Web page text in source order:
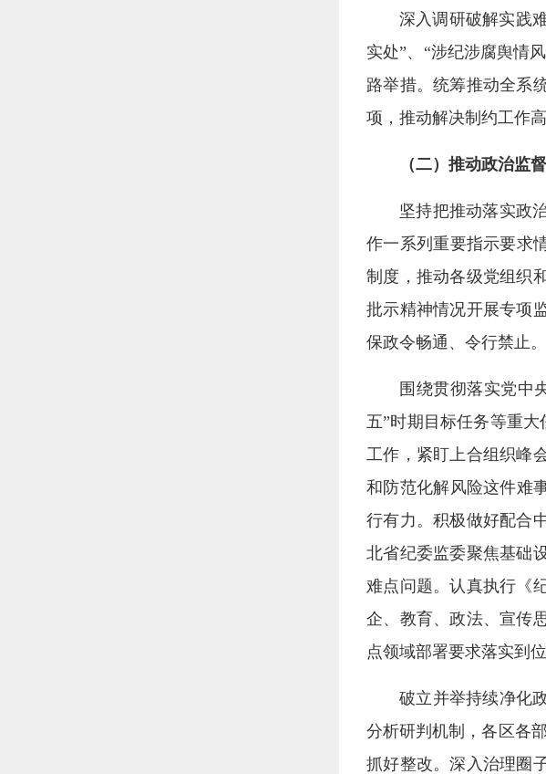
深入调研破解实践
实处”、“涉纪涉腐舆情
路举措。统筹推动全系
项，推动解决制约工作
（二）推动政治监
坚持把推动落实政
作一系列重要指示要求
制度，推动各级党组织
批示精神情况开展专项
保政令畅通、令行禁止。
围绕贯彻落实党中
五”时期目标任务等重大
工作，紧盯上合组织峰
和防范化解风险这件难
行有力。积极做好配合
北省纪委监委聚焦基础
难点问题。认真执行《
企、教育、政法、宣传
点领域部署要求落实到位
破立并举持续净化
分析研判机制，各区各
抓好整改。深入治理圈